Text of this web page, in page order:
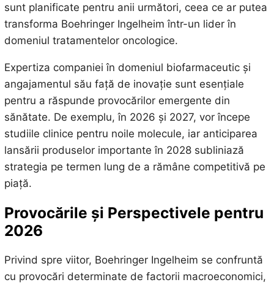
sunt planificate pentru anii următori, ceea ce ar putea
transforma Boehringer Ingelheim într-un lider în
domeniul tratamentelor oncologice.
Expertiza companiei în domeniul biofarmaceutic și
angajamentul său față de inovație sunt esențiale
pentru a răspunde provocărilor emergente din
sănătate. De exemplu, în 2026 și 2027, vor începe
studiile clinice pentru noile molecule, iar anticiparea
lansării produselor importante în 2028 subliniază
strategia pe termen lung de a rămâne competitivă pe
piață.
Provocările și Perspectivele pentru
2026
Privind spre viitor, Boehringer Ingelheim se confruntă
cu provocări determinate de factorii macroeconomici,